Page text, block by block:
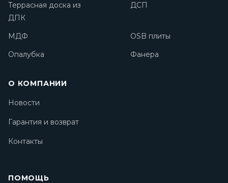
Террасная доска из
ДПК
ДСП
МДФ
OSB плиты
Опалубка
Фанера
О КОМПАНИИ
Новости
Гарантия и возврат
Контакты
ПОМОЩЬ